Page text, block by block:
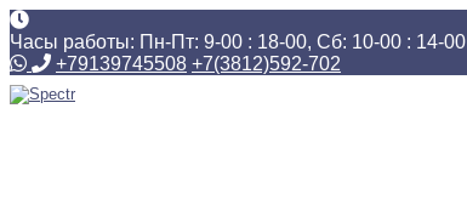
Часы работы: Пн-Пт: 9-00 : 18-00, Сб: 10-00 : 14-00
+79139745508 +7(3812)592-702